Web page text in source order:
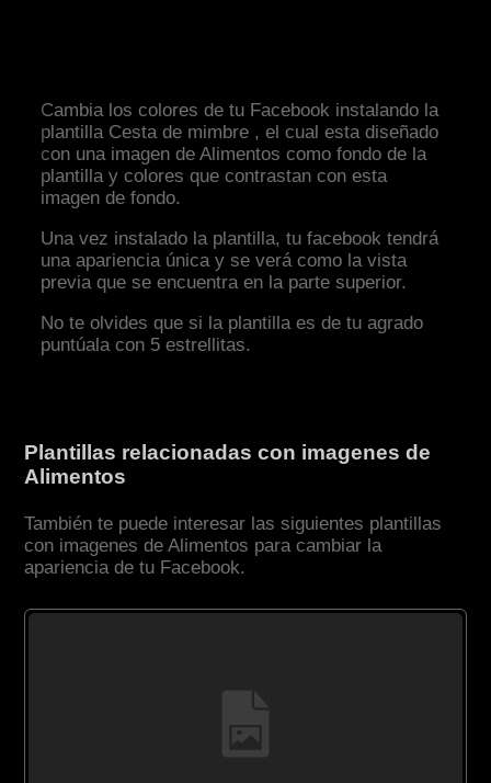
Cambia los colores de tu Facebook instalando la
plantilla Cesta de mimbre , el cual esta diseñado
con una imagen de Alimentos como fondo de la
plantilla y colores que contrastan con esta
imagen de fondo.
Una vez instalado la plantilla, tu facebook tendrá
una apariencia única y se verá como la vista
previa que se encuentra en la parte superior.
No te olvides que si la plantilla es de tu agrado
puntúala con 5 estrellitas.
Plantillas relacionadas con imagenes de
Alimentos
También te puede interesar las siguientes plantillas
con imagenes de Alimentos para cambiar la
apariencia de tu Facebook.